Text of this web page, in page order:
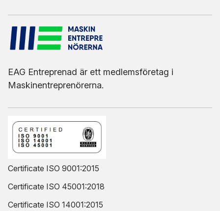
EAG Entreprenad är ett medlemsföretag i
Maskinentreprenörerna.
Certificate ISO 9001:2015
Certificate ISO 45001:2018
Certificate ISO 14001:2015